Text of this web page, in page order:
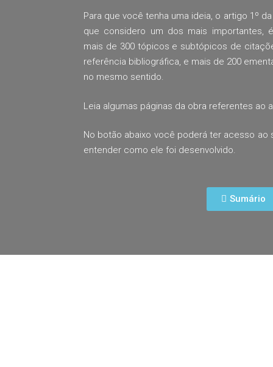
Para que você tenha uma ideia, o artigo 1º
que considero um dos mais importantes,
mais de 300 tópicos e subtópicos de
referência bibliográfica, e mais de 200
no mesmo sentido.
Leia algumas páginas da obra referentes ao
No botão abaixo você poderá ter acesso ao
entender como ele foi desenvolvido.
Sumário